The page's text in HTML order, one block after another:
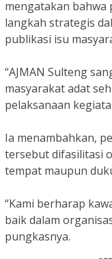
mengatakan bahwa
langkah strategis
publikasi isu
“AJMAN Sulteng
masyarakat adat
pelaksanaan
Ia menambahkan,
tersebut difasilitasi
tempat maupun
“Kami berharap
baik dalam
pungkasnya.